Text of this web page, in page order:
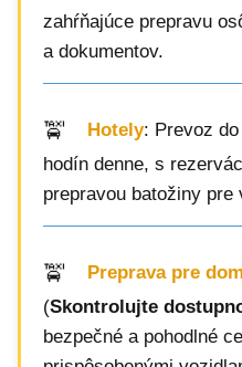
zahŕňajúce prepravu
a dokumentov.
Hotely: Prevoz
hodín denne, s
prepravou batožiny pre
Preprava pre
(Skontrolujte
bezpečné a pohodlné